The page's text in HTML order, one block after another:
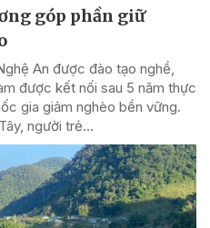
góp phần giữ
An được đào tạo nghề,
được kết nối sau 5 năm thực
gia giảm nghèo bền vững.
người trẻ...